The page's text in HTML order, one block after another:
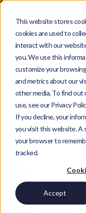
This website stores
cookies are used to
interact with our
you. We use this
customize your
and metrics about our
other media. To find
use, see our Privacy
If you decline, your
you visit this website. A
your browser to
tracked.
Accept
Netsuite
2017
Stephen Silver
LinkedIn